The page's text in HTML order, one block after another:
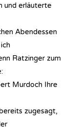
und erläuterte
Abendessen
Ratzinger zum
Murdoch Ihre
zugesagt,